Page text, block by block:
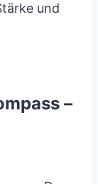
und
–